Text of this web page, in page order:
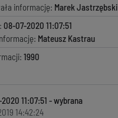
informację: Marek Jastrzębski
08-07-2020 11:07:51
Mateusz Kastrau
1990
11:07:51
14:42:24